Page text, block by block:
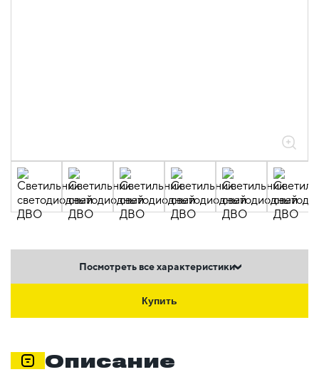
Посмотреть все характеристики
Купить
Описание